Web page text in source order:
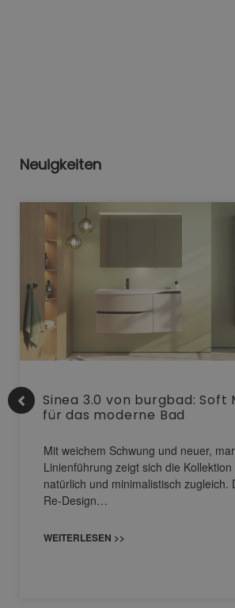
Neuigkeiten
Sinea 3.0 von burgbad: Soft
für das moderne Bad
Mit weichem Schwung und neuer,
Linienführung zeigt sich die Kollektion
natürlich und minimalistisch zugleich.
Re-Design…
WEITERLESEN >>